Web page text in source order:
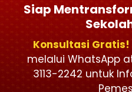
Siap
Konsultasi Gratis!
melalui WhatsApp
3113-2242 untuk